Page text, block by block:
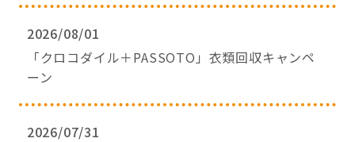
2026/08/01
「クロコダイル＋PASSOTO」衣類回収キャンペ
ーン
2026/07/31